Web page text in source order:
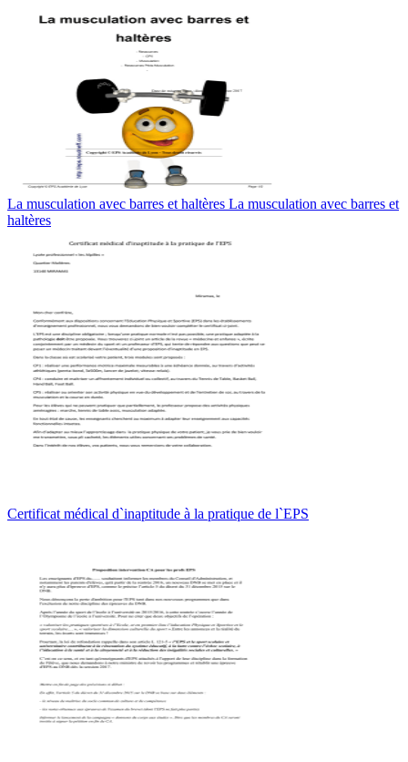
La musculation avec barres et haltères La musculation avec barres et
haltères
Certificat médical d`inaptitude à la pratique de l`EPS